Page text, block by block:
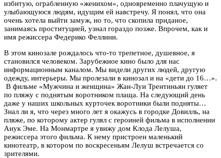
избитую, ограбленную «женихом», одновременно плачущую и
улыбающуюся людям, идущим ей навстречу. Я понял, что она
очень хотела выйти замуж, но то, что скопила приданое,
занимаясь проституцией, узнал гораздо позже. Впрочем, как и
имя режиссера Федерико Феллини.
В этом кинозале рождалось что-то трепетное, душевное, я
становился человеком. Зарубежное кино было для нас
информационным каналом. Мы видели других людей, другую
одежду, интерьеры. Мы пролезали в кинозал и на «дети до 16…».
В фильме «Мужчина и женщина» Жан-Луи Трентиньян гуляет
по пляжу с поднятым воротником плаща. На следующий день
даже у наших школьных курточек воротники были подняты…
Знал ли я, что через много лет я окажусь в городке Довилль, на
пляже, по которому актер гулял с героиней фильма в исполнении
Анук Эме. На Монмартре я увижу дом Клода Лелуша,
режиссера этого фильма. К нему пристроен маленький
кинотеатр, в котором по воскресеньям Лелуш встречается со
зрителями.